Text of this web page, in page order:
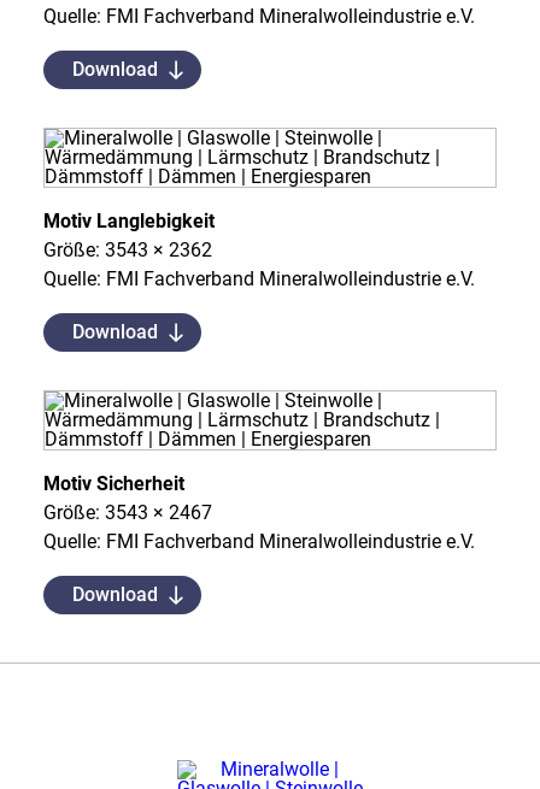
Quelle: FMI Fachverband Mineralwolleindustrie e.V.
Download
Motiv Langlebigkeit
Größe: 3543 × 2362
Quelle: FMI Fachverband Mineralwolleindustrie e.V.
Download
Motiv Sicherheit
Größe: 3543 × 2467
Quelle: FMI Fachverband Mineralwolleindustrie e.V.
Download